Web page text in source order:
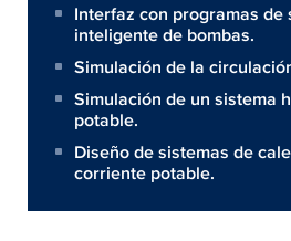
Interfaz con programas de
inteligente de bombas.
Simulación de la
Simulación de un sistema
potable.
Diseño de sistemas de
corriente potable.